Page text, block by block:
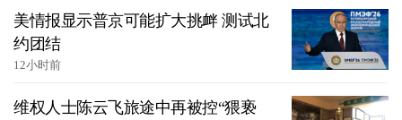
美情报显示普京可能扩大挑衅 测试北
约团结
12小时前
维权人士陈云飞旅途中再被控“猥亵